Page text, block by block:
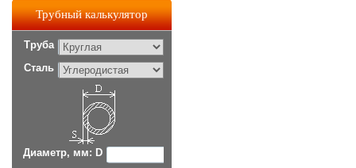
Трубный калькулятор
Труба
Сталь
Диаметр, мм: D